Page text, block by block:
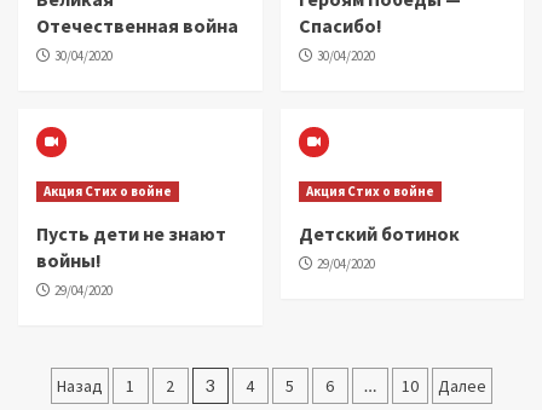
Отечественная война
30/04/2020
Спасибо!
30/04/2020
Акция Стих о войне
Пусть дети не знают
войны!
29/04/2020
Акция Стих о войне
Детский ботинок
29/04/2020
Пагинация
Назад 1 2 3 4 5 6 … 10 Далее